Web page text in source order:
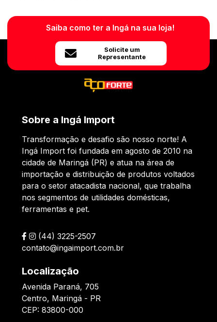
Saiba como ter a Ingá na sua loja!
Solicite um
Representante
Sobre a Ingá Import
Transformação e desafio são nosso norte! A
Ingá Import foi fundada em agosto de 2010 na
cidade de Maringá (PR) e atua na área de
importação e distribuição de produtos voltados
para o setor atacadista nacional, que trabalha
nos segmentos de utilidades domésticas,
ferramentas e pet.
(44) 3225-2507
contato@ingaimport.com.br
Localização
Avenida Paraná, 705
Centro, Maringá - PR
CEP: 83800-000